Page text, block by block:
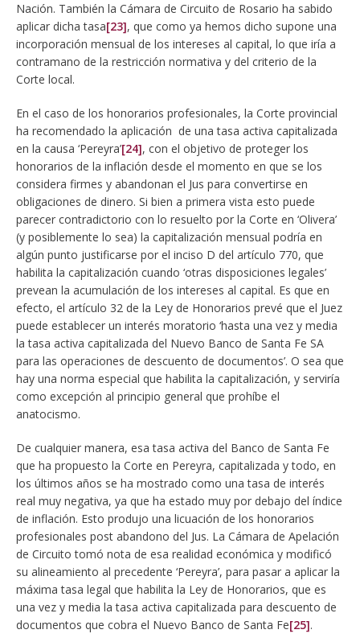
Nación. También la Cámara de Circuito de Rosario ha sabido
aplicar dicha tasa[23], que como ya hemos dicho supone una
incorporación mensual de los intereses al capital, lo que iría a
contramano de la restricción normativa y del criterio de la
Corte local.
En el caso de los honorarios profesionales, la Corte provincial
ha recomendado la aplicación de una tasa activa capitalizada
en la causa ‘Pereyra’[24], con el objetivo de proteger los
honorarios de la inflación desde el momento en que se los
considera firmes y abandonan el Jus para convertirse en
obligaciones de dinero. Si bien a primera vista esto puede
parecer contradictorio con lo resuelto por la Corte en ‘Olivera’
(y posiblemente lo sea) la capitalización mensual podría en
algún punto justificarse por el inciso D del artículo 770, que
habilita la capitalización cuando ‘otras disposiciones legales’
prevean la acumulación de los intereses al capital. Es que en
efecto, el artículo 32 de la Ley de Honorarios prevé que el Juez
puede establecer un interés moratorio ‘hasta una vez y media
la tasa activa capitalizada del Nuevo Banco de Santa Fe SA
para las operaciones de descuento de documentos’. O sea que
hay una norma especial que habilita la capitalización, y serviría
como excepción al principio general que prohíbe el
anatocismo.
De cualquier manera, esa tasa activa del Banco de Santa Fe
que ha propuesto la Corte en Pereyra, capitalizada y todo, en
los últimos años se ha mostrado como una tasa de interés
real muy negativa, ya que ha estado muy por debajo del índice
de inflación. Esto produjo una licuación de los honorarios
profesionales post abandono del Jus. La Cámara de Apelación
de Circuito tomó nota de esa realidad económica y modificó
su alineamiento al precedente ‘Pereyra’, para pasar a aplicar la
máxima tasa legal que habilita la Ley de Honorarios, que es
una vez y media la tasa activa capitalizada para descuento de
documentos que cobra el Nuevo Banco de Santa Fe[25].